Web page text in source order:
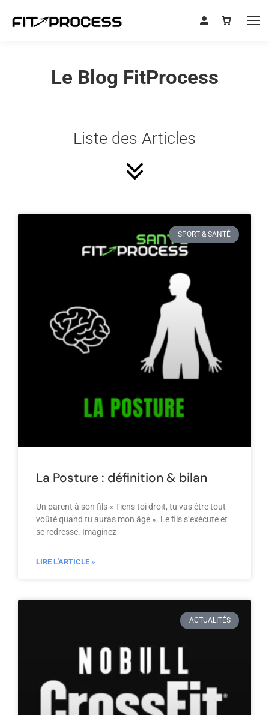
Le Blog FitProcess
Liste des Articles
SPORT & SANTÉ
La Posture : définition & bilan
Un parent à son fils « Tiens toi droit, tu vas être tout
voûté quand tu auras mon âge ». Le fils s’exécute et
se redresse. Imaginez
LIRE L'ARTICLE »
ACTUALITÉS